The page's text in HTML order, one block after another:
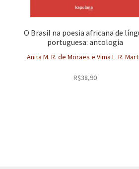
O Brasil na poesia africana de
portuguesa: antologia
Anita M. R. de Moraes e Vima L. R.
R$38,90